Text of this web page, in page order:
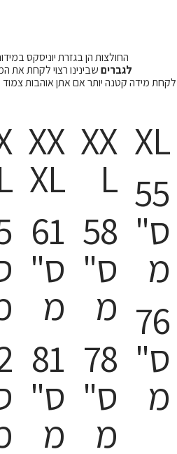
החולצות הן בגזרת יוניסקס
לגבריםשבינינו רצוי לקחת את
לקחת מידה קטנה יותר אם אתן אוהבות
XX
XL
61
ס"
מ
81
ס"
מ
XX
L
58
ס"
מ
78
ס"
מ
XL
55
ס"
מ
76
ס"
מ